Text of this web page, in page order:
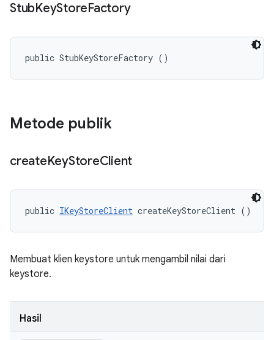
StubKeyStoreFactory
public StubKeyStoreFactory ()
Metode publik
createKeyStoreClient
public IKeyStoreClient createKeyStoreClient ()
Membuat klien keystore untuk mengambil nilai dari
keystore.
Hasil